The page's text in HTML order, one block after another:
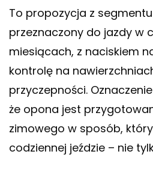
To propozycja z
przeznaczony do jazdy w
miesiącach, z naciskiem
kontrolę na
przyczepności.
że opona jest
zimowego w sposób,
codziennej jeździe – nie